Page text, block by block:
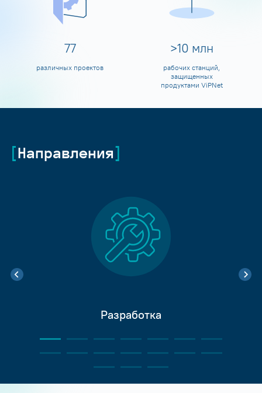
80
различных проектов
>10 млн
рабочих станций,
защищенных
продуктами ViPNet
Направления
Разработка